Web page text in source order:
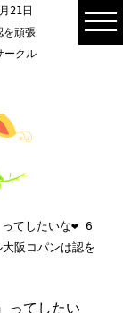
21日
を頑張
ークル
てしたいな❤️ 6
阪コパンは認を
ってしたい